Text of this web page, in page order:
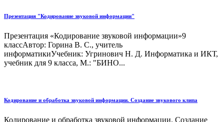
Презентация "Кодирование звуковой информации"
Презентация «Кодирование звуковой информации»9
классАвтор: Горина В. С., учитель
информатикиУчебник: Угринович Н. Д. Информатика и ИКТ,
учебник для 9 класса, М.: "БИНО...
Кодирование и обработка звуковой информации. Создание звукового клипа
Кодирование и обработка звуковой информации. Создание